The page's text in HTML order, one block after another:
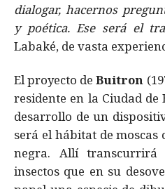
dialogar, hacernos
y poética. Ese será el
Labaké, de vasta
El proyecto de Buitron
residente en la Ciudad
desarrollo de un
será el hábitat de moscas
negra. Allí
insectos que en su